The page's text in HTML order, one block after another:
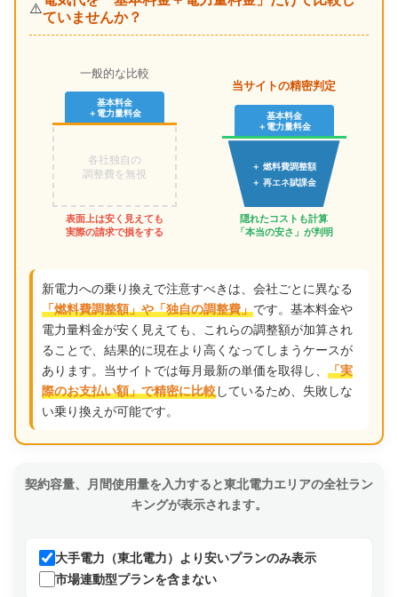
⚠️ていませんか？
一般的な比較
基本料金
＋電力量料金
各社独自の
調整費を無視
表面上は安く見えても
実際の請求で損をする
当サイトの精密判定
基本料金
＋電力量料金
＋ 燃料費調整額
＋ 再エネ賦課金
隠れたコストも計算
「本当の安さ」が判明
新電力への乗り換えで注意すべきは、会社ごとに異なる
「燃料費調整額」や「独自の調整費」です。基本料金や
電力量料金が安く見えても、これらの調整額が加算され
ることで、結果的に現在より高くなってしまうケースが
あります。当サイトでは毎月最新の単価を取得し、 「実
際のお支払い額」で精密に比較しているため、失敗しな
い乗り換えが可能です。
契約容量、月間使用量を入力すると東北電力エリアの全社ラン
キングが表示されます。
大手電力（東北電力）より安いプランのみ表示
市場連動型プランを含まない